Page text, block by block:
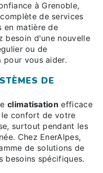
à Grenoble,
de services
en matière de
besoin d'une nouvelle
ou de
pour vous aider.
DE
climatisation efficace
confort de votre
surtout pendant les
Chez EnerAlpes,
de solutions de
besoins spécifiques.